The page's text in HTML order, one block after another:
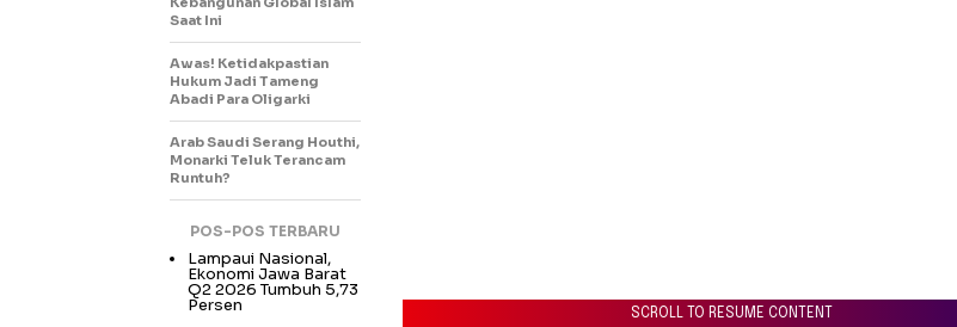
SCROLL TO RESUME CONTENT
Saat Ini
Awas! Ketidakpastian
Hukum Jadi Tameng
Abadi Para Oligarki
Arab Saudi Serang Houthi,
Monarki Teluk Terancam
Runtuh?
POS-POS TERBARU
Lampaui Nasional,
Ekonomi Jawa Barat
Q2 2026 Tumbuh 5,73
Persen